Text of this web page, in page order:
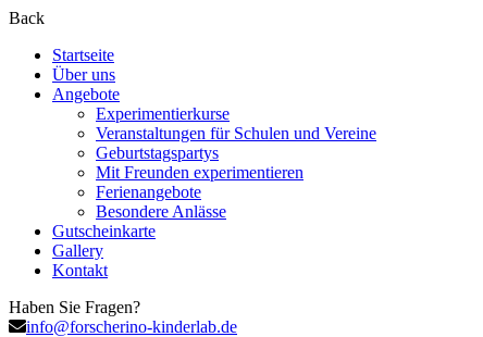
Back
Startseite
Über uns
Angebote
Experimentierkurse
Veranstaltungen für Schulen und Vereine
Geburtstagspartys
Mit Freunden experimentieren
Ferienangebote
Besondere Anlässe
Gutscheinkarte
Gallery
Kontakt
Haben Sie Fragen?
info@forscherino-kinderlab.de